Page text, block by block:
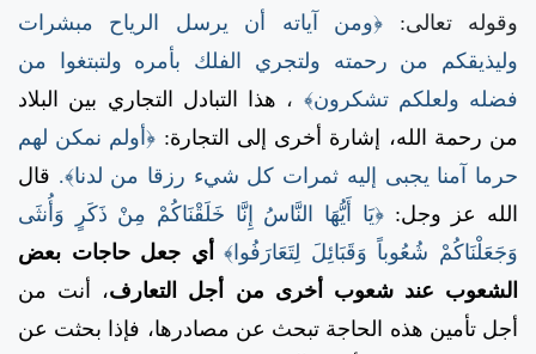
وقوله تعالى: ﴿ومن آياته أن يرسل الرياح مبشرات
وليذيقكم من رحمته ولتجري الفلك بأمره ولتبتغوا من
فضله ولعلكم تشكرون﴾ ، هذا التبادل التجاري بين البلاد
من رحمة الله، إشارة أخرى إلى التجارة: ﴿أولم نمكن لهم
حرما آمنا يجبى إليه ثمرات كل شيء رزقا من لدنا﴾. قال
الله عز وجل:﴿يَا أَيُّهَا النَّاسُ إِنَّا خَلَقْنَاكُمْ مِنْ ذَكَرٍ وَأُنثَى
وَجَعَلْنَاكُمْ شُعُوباً وَقَبَائِلَ لِتَعَارَفُوا﴾
أي جعل حاجات بعض
الشعوب عند شعوب أخرى من أجل التعارف، أنت من
أجل تأمين هذه الحاجة تبحث عن مصادرها، فإذا بحثت عن